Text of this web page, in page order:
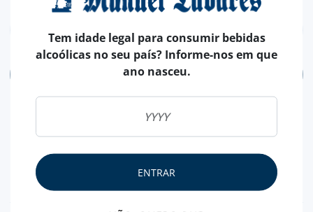
ADICIONAR
NUTRICIONAL & ALERGÉNIOS
Tem idade legal para consumir bebidas
alcoólicas no seu país? Informe-nos em que
ano nasceu.
ENTRAR